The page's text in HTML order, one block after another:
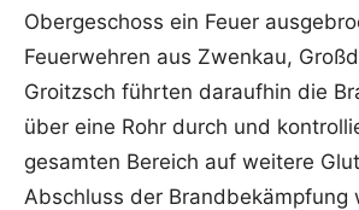
Obergeschoss ein Feuer
Feuerwehren aus Zwenkau,
Groitzsch führten daraufhin die
über eine Rohr durch und
gesamten Bereich auf weitere
Abschluss der Brandbekämpfung